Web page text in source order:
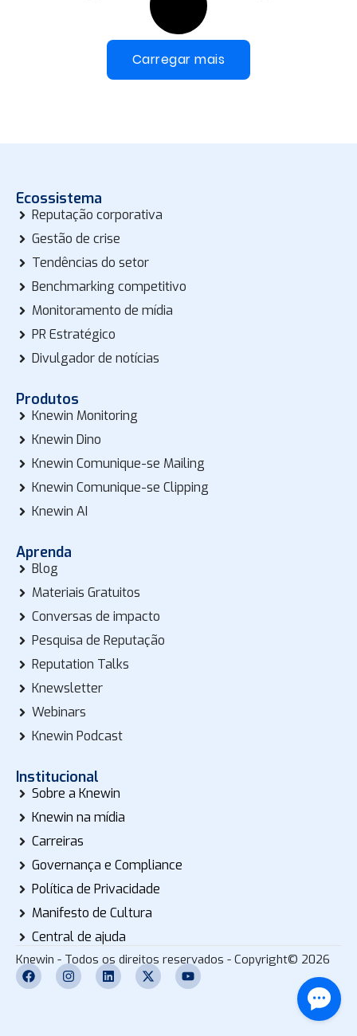
Carregar mais
Ecossistema
Reputação corporativa
Gestão de crise
Tendências do setor
Benchmarking competitivo
Monitoramento de mídia
PR Estratégico
Divulgador de notícias
Produtos
Knewin Monitoring
Knewin Dino
Knewin Comunique-se Mailing
Knewin Comunique-se Clipping
Knewin AI
Aprenda
Blog
Materiais Gratuitos
Conversas de impacto
Pesquisa de Reputação
Reputation Talks
Knewsletter
Webinars
Knewin Podcast
Institucional
Sobre a Knewin
Knewin na mídia
Carreiras
Governança e Compliance
Política de Privacidade
Manifesto de Cultura
Central de ajuda
Knewin - Todos os direitos reservados - Copyright© 2026